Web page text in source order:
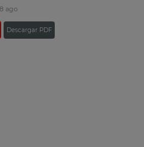
ago
Descargar PDF